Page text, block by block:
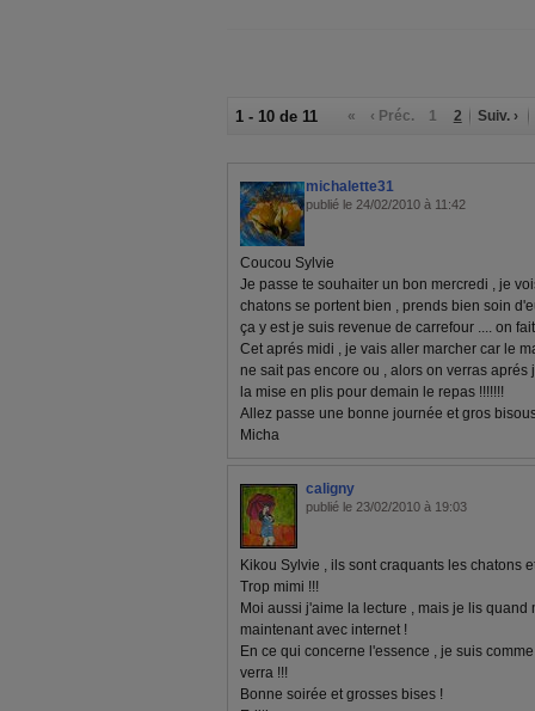
1 - 10 de 11 « ‹ Préc. 1 2 Suiv. ›
michalette31
publié le 24/02/2010 à 11:42
Coucou Sylvie
Je passe te souhaiter un bon mercredi , je
chatons se portent bien , prends bien soin
ça y est je suis revenue de carrefour .... on
Cet aprés midi , je vais aller marcher car le
ne sait pas encore ou , alors on verras
la mise en plis pour demain le repas !!!!!!!
Allez passe une bonne journée et gros
Micha
caligny
publié le 23/02/2010 à 19:03
Kikou Sylvie , ils sont craquants les chatons
Trop mimi !!!
Moi aussi j'aime la lecture , mais je lis
maintenant avec internet !
En ce qui concerne l'essence , je suis
verra !!!
Bonne soirée et grosses bises !